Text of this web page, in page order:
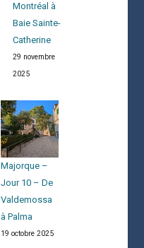
Montréal à
Baie Sainte-
Catherine
29 novembre
2025
Majorque –
Jour 10 – De
Valdemossa
à Palma
19 octobre 2025